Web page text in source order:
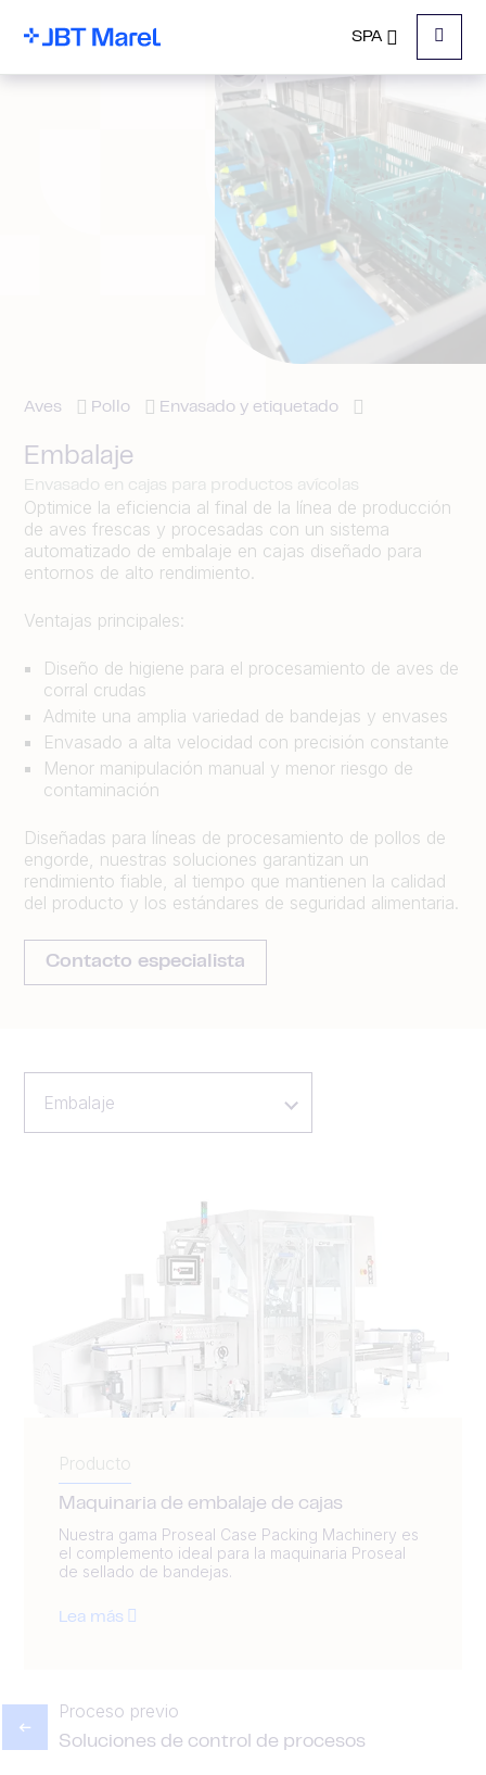
SPA
Menu
Aves Pollo Envasado y etiquetado
Embalaje
Envasado en cajas para productos avícolas
Optimice la eficiencia al final de la línea de producción
de aves frescas y procesadas con un sistema
automatizado de embalaje en cajas diseñado para
entornos de alto rendimiento.
Ventajas principales:
Diseño de higiene para el procesamiento de aves de
corral crudas
Admite una amplia variedad de bandejas y envases
Envasado a alta velocidad con precisión constante
Menor manipulación manual y menor riesgo de
contaminación
Diseñadas para líneas de procesamiento de pollos de
engorde, nuestras soluciones garantizan un
rendimiento fiable, al tiempo que mantienen la calidad
del producto y los estándares de seguridad alimentaria.
Contacto especialista
Embalaje
Producto
Maquinaria de embalaje de cajas
Nuestra gama Proseal Case Packing Machinery es
el complemento ideal para la maquinaria Proseal
de sellado de bandejas.
Lea más
Proceso previo
Soluciones de control de procesos